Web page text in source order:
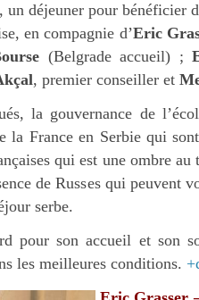
un déjeuner pour bénéficier
en compagnie d’Eric
(Belgrade accueil) ;
, premier conseiller et
la gouvernance de
la France en Serbie qui
qui est une ombre
de Russes qui peuvent
serbe.
pour son accueil et son
les meilleures conditions.